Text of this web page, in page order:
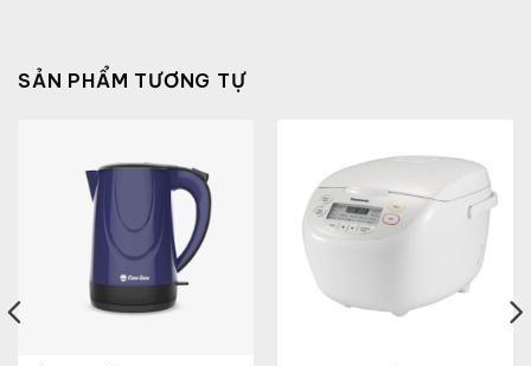
SẢN PHẨM TƯƠNG TỰ